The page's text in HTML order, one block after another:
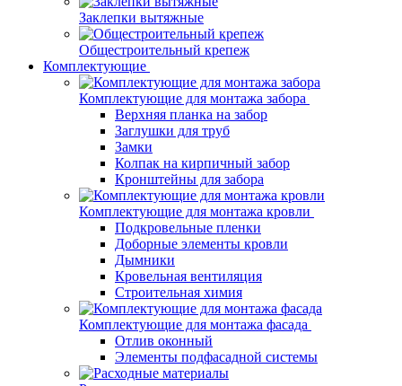
Заклепки вытяжные
Общестроительный крепеж
Комплектующие
Комплектующие для монтажа забора
Верхняя планка на забор
Заглушки для труб
Замки
Колпак на кирпичный забор
Кронштейны для забора
Комплектующие для монтажа кровли
Подкровельные пленки
Доборные элементы кровли
Дымники
Кровельная вентиляция
Строительная химия
Комплектующие для монтажа фасада
Отлив оконный
Элементы подфасадной системы